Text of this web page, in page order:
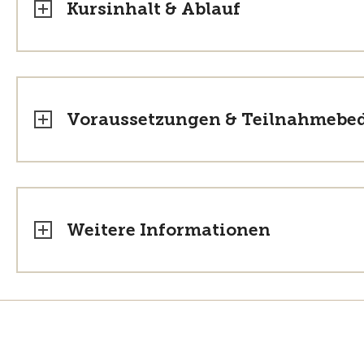
Kursinhalt & Ablauf
Voraussetzungen &
Weitere Informationen